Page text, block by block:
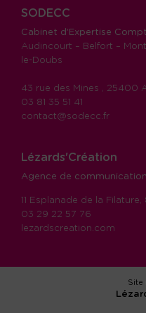
SODECC
Cabinet d’Expertise
Audincourt – Belfort –
le-Doubs
43 rue des Mines , 25400
03 81 35 51 41
contact@sodecc.fr
Lézards'Création
Agence de
11 Esplanade de la
03 29 22 57 76
lezardscreation.com
Site